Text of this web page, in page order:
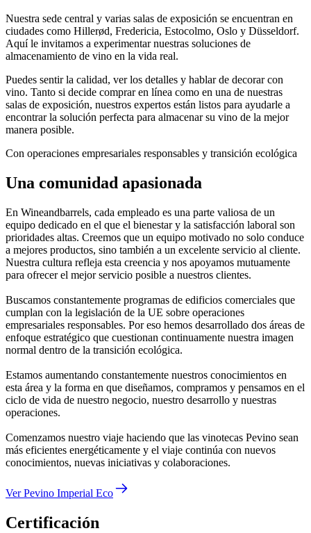
Nuestra sede central y varias salas de exposición se encuentran en
ciudades como Hillerød, Fredericia, Estocolmo, Oslo y Düsseldorf.
Aquí le invitamos a experimentar nuestras soluciones de
almacenamiento de vino en la vida real.
Puedes sentir la calidad, ver los detalles y hablar de decorar con
vino. Tanto si decide comprar en línea como en una de nuestras
salas de exposición, nuestros expertos están listos para ayudarle a
encontrar la solución perfecta para almacenar su vino de la mejor
manera posible.
Con operaciones empresariales responsables y transición ecológica
Una comunidad apasionada
En Wineandbarrels, cada empleado es una parte valiosa de un
equipo dedicado en el que el bienestar y la satisfacción laboral son
prioridades altas. Creemos que un equipo motivado no solo conduce
a mejores productos, sino también a un excelente servicio al cliente.
Nuestra cultura refleja esta creencia y nos apoyamos mutuamente
para ofrecer el mejor servicio posible a nuestros clientes.
Buscamos constantemente programas de edificios comerciales que
cumplan con la legislación de la UE sobre operaciones
empresariales responsables. Por eso hemos desarrollado dos áreas de
enfoque estratégico que cuestionan continuamente nuestra imagen
normal dentro de la transición ecológica.
Estamos aumentando constantemente nuestros conocimientos en
esta área y la forma en que diseñamos, compramos y pensamos en el
ciclo de vida de nuestro negocio, nuestro desarrollo y nuestras
operaciones.
Comenzamos nuestro viaje haciendo que las vinotecas Pevino sean
más eficientes energéticamente y el viaje continúa con nuevos
conocimientos, nuevas iniciativas y colaboraciones.
Ver Pevino Imperial Eco
Certificación